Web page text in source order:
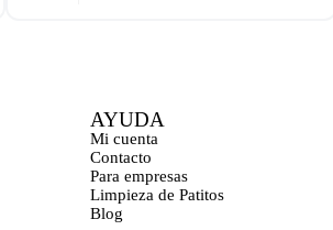
AYUDA
Mi cuenta
Contacto
Para empresas
Limpieza de Patitos
Blog